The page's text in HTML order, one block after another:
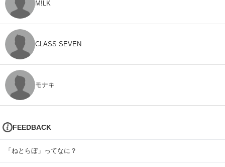
M!LK
CLASS SEVEN
モナキ
FEEDBACK
「ねとらぼ」ってなに？